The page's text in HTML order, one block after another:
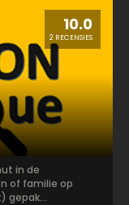
10.0
2 RECENSIES
in de
of familie op
gepak...